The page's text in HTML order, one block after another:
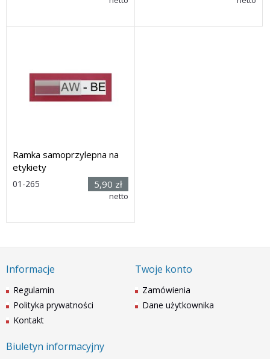
Ramka samoprzylepna na
etykiety
01-265 5,90 zł
netto
Informacje
Regulamin
Polityka prywatności
Kontakt
Twoje konto
Zamówienia
Dane użytkownika
Biuletyn informacyjny